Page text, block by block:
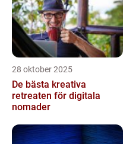
28 oktober 2025
De bästa kreativa
retreaten för digitala
nomader